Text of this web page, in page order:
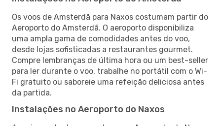
Os voos de Amsterdã para Naxos costumam partir do
Aeroporto do Amsterdã. O aeroporto disponibiliza
uma ampla gama de comodidades antes do voo,
desde lojas sofisticadas a restaurantes gourmet.
Compre lembranças de última hora ou um best-seller
para ler durante o voo, trabalhe no portátil com o Wi-
Fi gratuito ou saboreie uma refeição deliciosa antes
da partida.
Instalações no Aeroporto do Naxos